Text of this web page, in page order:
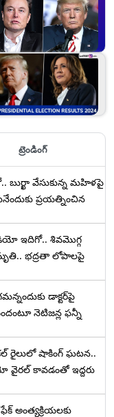
ట్రెండింగ్
బుర్ఖా వేసుకున్న మహిళపై
ప్రయత్నించిన
ఇదిగో.. శివమొగ్గ
మృతి.. భద్రతా లోపాలపై
డాక్టర్‌పై
నెటిజన్ల ఫన్నీ
రైలులో షాకింగ్ ఘటన..
వైరల్ కావడంతో ఇద్దరు
అంత్యక్రియలకు